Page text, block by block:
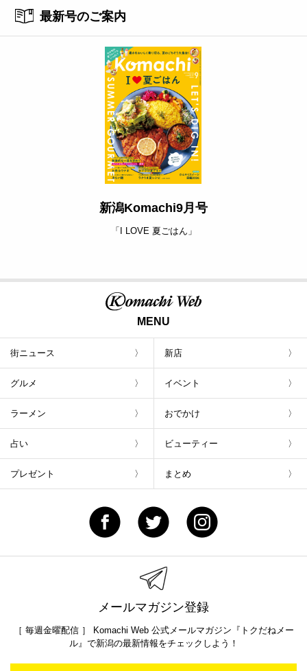
最新号のご案内
新潟Komachi9月号
「I LOVE 夏ごはん」
MENU
街ニュース 新店
グルメ イベント
ラーメン おでかけ
占い ビューティー
プレゼント まとめ
メールマガジン登録
［ 毎週金曜配信 ］ Komachi Web 公式メールマガジン『トクだねメー
ル』で新潟の最新情報をチェックしよう！